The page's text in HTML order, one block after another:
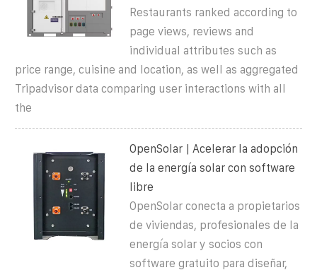
Restaurants ranked according to
page views, reviews and
individual attributes such as
price range, cuisine and location, as well as aggregated
Tripadvisor data comparing user interactions with all
the
OpenSolar | Acelerar la adopción
de la energía solar con software
libre
OpenSolar conecta a propietarios
de viviendas, profesionales de la
energía solar y socios con
software gratuito para diseñar,